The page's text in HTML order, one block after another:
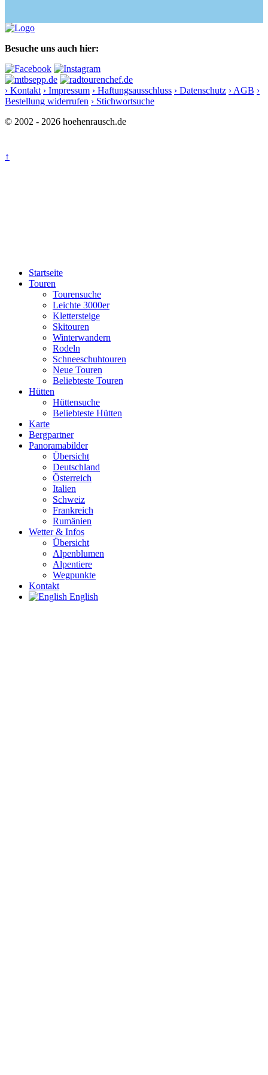
Besuche uns auch hier:
› Kontakt › Impressum › Haftungsausschluss › Datenschutz › AGB ›
Bestellung widerrufen › Stichwortsuche
© 2002 - 2026 hoehenrausch.de
↑
Startseite
Touren
Tourensuche
Leichte 3000er
Klettersteige
Skitouren
Winterwandern
Rodeln
Schneeschuhtouren
Neue Touren
Beliebteste Touren
Hütten
Hüttensuche
Beliebteste Hütten
Karte
Bergpartner
Panoramabilder
Übersicht
Deutschland
Österreich
Italien
Schweiz
Frankreich
Rumänien
Wetter & Infos
Übersicht
Alpenblumen
Alpentiere
Wegpunkte
Kontakt
English